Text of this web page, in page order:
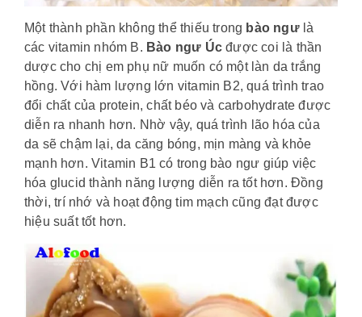
Một thành phần không thể thiếu trong bào ngư là
các vitamin nhóm B. Bào ngư Úc được coi là thần
dược cho chị em phụ nữ muốn có một làn da trắng
hồng. Với hàm lượng lớn vitamin B2, quá trình trao
đổi chất của protein, chất béo và carbohydrate được
diễn ra nhanh hơn. Nhờ vậy, quá trình lão hóa của
da sẽ chậm lại, da căng bóng, mịn màng và khỏe
mạnh hơn. Vitamin B1 có trong bào ngư giúp việc
hóa glucid thành năng lượng diễn ra tốt hơn. Đồng
thời, trí nhớ và hoạt động tim mạch cũng đạt được
hiệu suất tốt hơn.